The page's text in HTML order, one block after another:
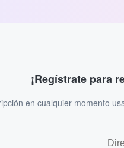
¡Regístrate para
en cualquier momento